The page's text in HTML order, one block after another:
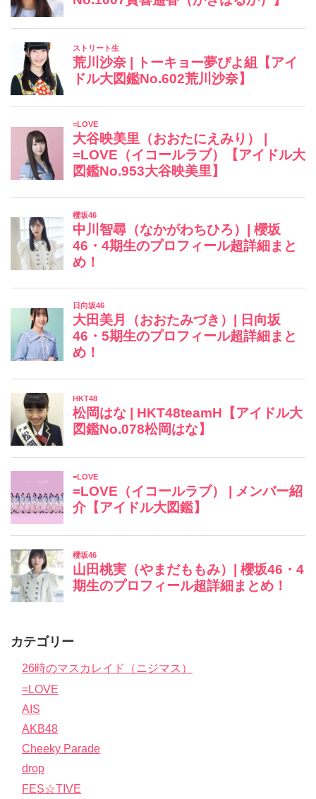
カテゴリー
26時のマスカレイド（ニジマス）
=LOVE
AIS
AKB48
Cheeky Parade
drop
FES☆TIVE